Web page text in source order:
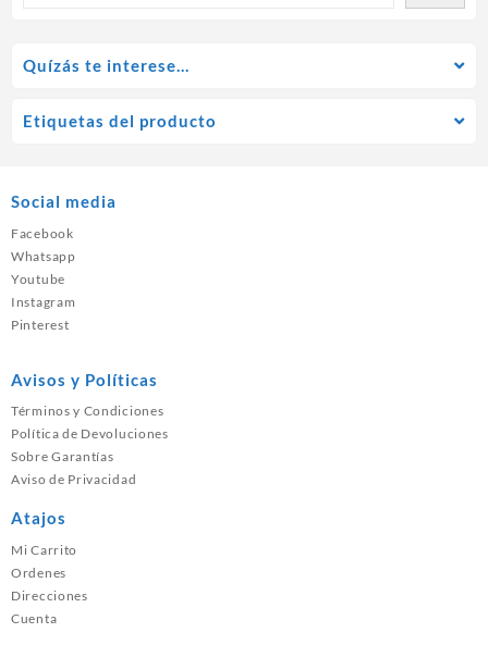
Quízás te interese…
Etiquetas del producto
Social media
Facebook
Whatsapp
Youtube
Instagram
Pinterest
Avisos y Políticas
Términos y Condiciones
Política de Devoluciones
Sobre Garantías
Aviso de Privacidad
Atajos
Mi Carrito
Ordenes
Direcciones
Cuenta